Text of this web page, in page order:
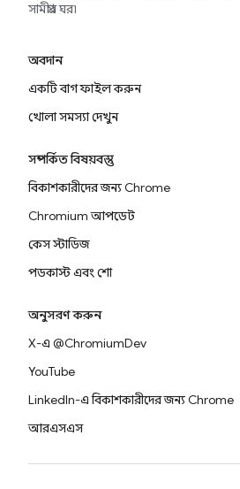
সামগ্রীর ঘর৷
অবদান
একটি বাগ ফাইল করুন
খোলা সমস্যা দেখুন
সম্পর্কিত বিষয়বস্তু
বিকাশকারীদের জন্য Chrome
Chromium আপডেট
কেস স্টাডিজ
পডকাস্ট এবং শো
অনুসরণ করুন
X-এ @ChromiumDev
YouTube
LinkedIn-এ বিকাশকারীদের জন্য Chrome
আরএসএস